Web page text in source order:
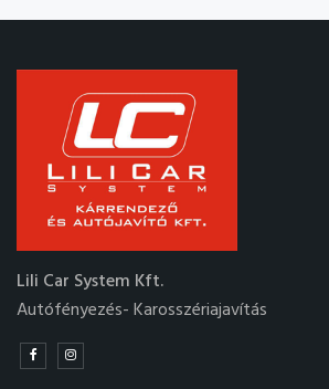
Lili Car System Kft.
Autófényezés- Karosszériajavítás